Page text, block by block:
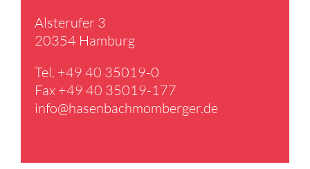
Alster­ufer 3
20354 Hamburg
Tel. +49 40 35019-0
Fax +49 40 35019-177
info@​hasenbachmomberger.​de